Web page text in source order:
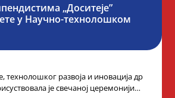
„Доситеје”
у Научно-технолошком
технолошког развоја и иновација др
је свечаној церемонији